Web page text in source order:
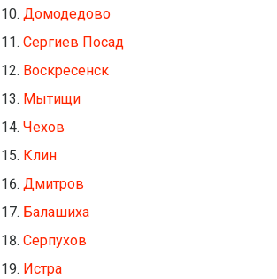
Домодедово
Сергиев Посад
Воскресенск
Мытищи
Чехов
Клин
Дмитров
Балашиха
Серпухов
Истра